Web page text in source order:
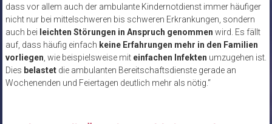
dass vor allem auch der ambulante Kindernotdienst immer häufiger
nicht nur bei mittelschweren bis schweren Erkrankungen, sondern
auch bei leichten Störungen in Anspruch genommen wird. Es fällt
auf, dass häufig einfach keine Erfahrungen mehr in den Familien
vorliegen , wie beispielsweise mit einfachen Infekten umzugehen ist.
Dies belastetdie ambulanten Bereitschaftsdienste gerade an
Wochenenden und Feiertagen deutlich mehr als nötig.“